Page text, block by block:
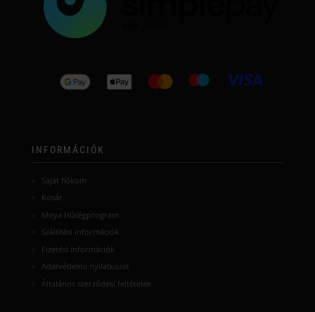
INFORMÁCIÓK
Saját fiókom
Kosár
Moya Hűségprogram
Szállítási információk
Fizetési információk
Adatvédelmi nyilatkozat
Általános szerződési feltételek